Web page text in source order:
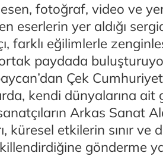
fotoğraf, video ve
eserlerin yer aldığı
farklı eğilimlerle
paydada
Çek
kendi dünyalarına ait
Arkas Sanat
küresel etkilerin sınır ve
gönderme